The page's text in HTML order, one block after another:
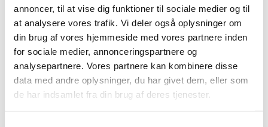
annoncer, til at vise dig funktioner til sociale medier og til
at analysere vores trafik. Vi deler også oplysninger om
din brug af vores hjemmeside med vores partnere inden
for sociale medier, annonceringspartnere og
analysepartnere. Vores partnere kan kombinere disse
data med andre oplysninger, du har givet dem, eller som
de har indsamlet fra din brug af deres tjenester.